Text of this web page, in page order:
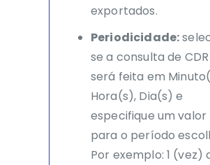
exportados.
Periodicidade:
se a consulta de CDR
será feita em
Hora(s), Dia(s) e
especifique um valor
para o período
Por exemplo: 1 (vez)